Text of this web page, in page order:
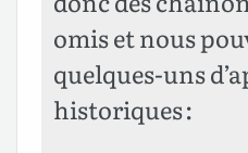
omis et nous
quelques-uns
historiques :